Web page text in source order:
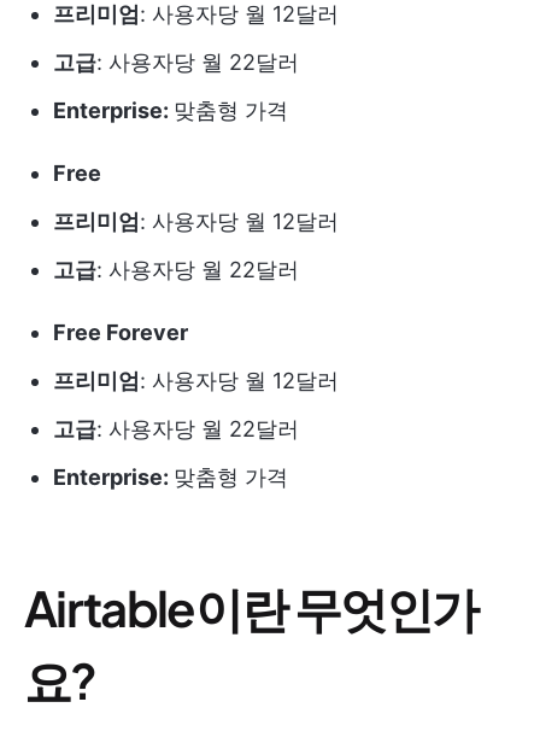
프리미엄 : 사용자당 월 12달러
고급: 사용자당 월 22달러
Enterprise: 맞춤형 가격
Free
프리미엄 : 사용자당 월 12달러
고급: 사용자당 월 22달러
Free Forever
프리미엄 : 사용자당 월 12달러
고급: 사용자당 월 22달러
Enterprise: 맞춤형 가격
Airtable이란 무엇인가
요?